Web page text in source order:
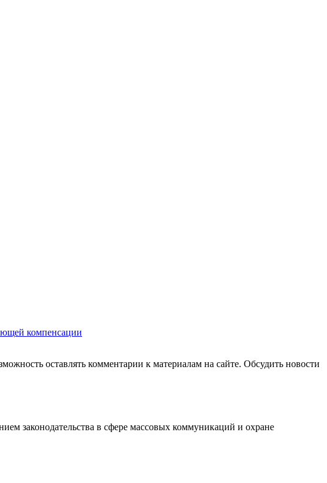
компенсации
оставлять комментарии к материалам на сайте. Обсудить новости
законодательства в сфере массовых коммуникаций и охране